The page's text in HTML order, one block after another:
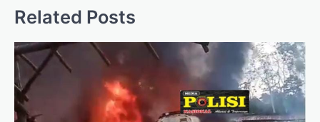
Related Posts